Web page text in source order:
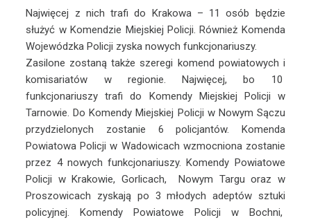
Najwięcej z nich trafi do Krakowa – 11 osób będzie
służyć w Komendzie Miejskiej Policji. Również Komenda
Wojewódzka Policji zyska nowych funkcjonariuszy.
Zasilone zostaną także szeregi komend powiatowych i
komisariatów w regionie. Najwięcej, bo 10
funkcjonariuszy trafi do Komendy Miejskiej Policji w
Tarnowie. Do Komendy Miejskiej Policji w Nowym Sączu
przydzielonych zostanie 6 policjantów. Komenda
Powiatowa Policji w Wadowicach wzmocniona zostanie
przez 4 nowych funkcjonariuszy. Komendy Powiatowe
Policji w Krakowie, Gorlicach, Nowym Targu oraz w
Proszowicach zyskają po 3 młodych adeptów sztuki
policyjnej. Komendy Powiatowe Policji w Bochni,